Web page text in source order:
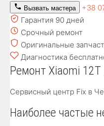
Вызвать мастера
+38
Гарантия 90 дней
Срочный ремонт
Оригинальные
Диагностика
Ремонт Xiaomi 12T
Сервисный центр Fix в
Наиболее частые